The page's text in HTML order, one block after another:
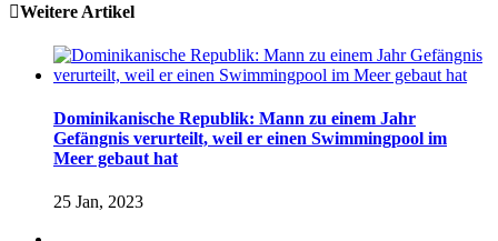
Weitere Artikel
Dominikanische Republik: Mann zu einem Jahr
Gefängnis verurteilt, weil er einen Swimmingpool im
Meer gebaut hat
25 Jan, 2023